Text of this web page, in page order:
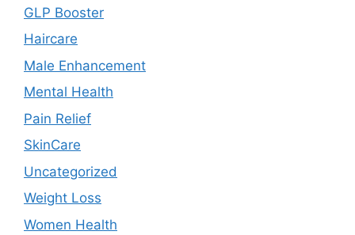
GLP Booster
Haircare
Male Enhancement
Mental Health
Pain Relief
SkinCare
Uncategorized
Weight Loss
Women Health